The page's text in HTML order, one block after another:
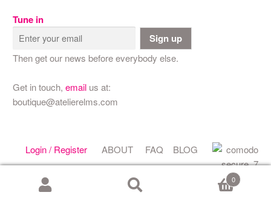
Tune in
Sign up
Then get our news before everybody else.
Get in touch, emailus at:
boutique@atelierelms.com
Login / Register ABOUT FAQ BLOG
0